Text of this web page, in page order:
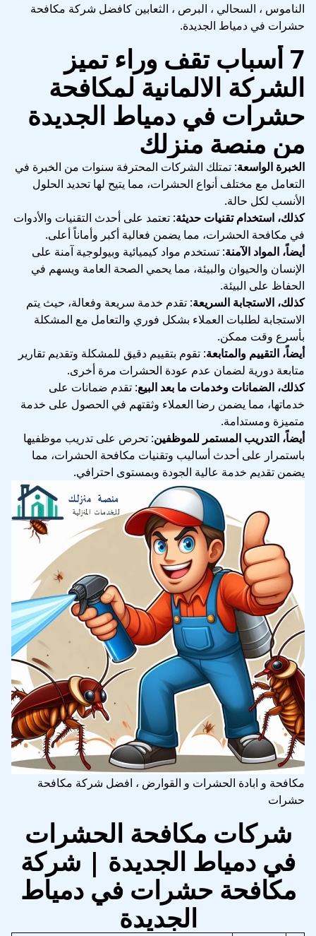
الناموس ، السحالي ، البرص ، الثعابين كافضل شركة مكافحة
حشرات في دمياط الجديدة.
7 أسباب تقف وراء تميز
الشركة الالمانية لمكافحة
حشرات في دمياط الجديدة
من منصة منزلك
الخبرة الواسعة: تمتلك الشركات المحترفة سنوات من الخبرة في
التعامل مع مختلف أنواع الحشرات، مما يتيح لها تحديد الحلول
الأنسب لكل حالة.
كذلك، استخدام تقنيات حديثة: تعتمد على أحدث التقنيات والأدوات
في مكافحة الحشرات، مما يضمن فعالية أكبر وأماناً أعلى.
أيضاً، المواد الآمنة: تستخدم مواد كيميائية وبيولوجية آمنة على
الإنسان والحيوان والبيئة، مما يحمي الصحة العامة ويسهم في
الحفاظ على البيئة.
كذلك، الاستجابة السريعة: تقدم خدمة سريعة وفعالة، حيث يتم
الاستجابة لطلبات العملاء بشكل فوري والتعامل مع المشكلة
بأسرع وقت ممكن.
أيضاً، التقييم والمتابعة: تقوم بتقييم دقيق للمشكلة وتقديم تقارير
متابعة دورية لضمان عدم عودة الحشرات مرة أخرى.
كذلك، الضمانات وخدمات ما بعد البيع: تقدم ضمانات على
خدماتها، مما يضمن رضا العملاء وثقتهم في الحصول على خدمة
متميزة ومستدامة.
أيضاً، التدريب المستمر للموظفين: تحرص على تدريب موظفيها
باستمرار على أحدث أساليب وتقنيات مكافحة الحشرات، مما
يضمن تقديم خدمة عالية الجودة وبمستوى احترافي.
مكافحة و ابادة الحشرات و القوارض ، افضل شركة مكافحة
حشرات
شركات مكافحة الحشرات
في دمياط الجديدة | شركة
مكافحة حشرات في دمياط
الجديدة